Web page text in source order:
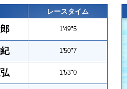
レースタイム
1'49"5
1'50"7
1'53"0